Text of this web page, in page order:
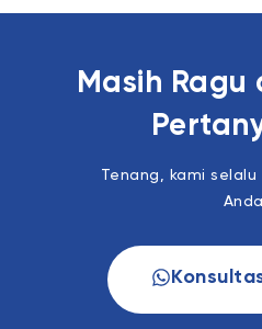
Masih Ragu
Tenang, kami